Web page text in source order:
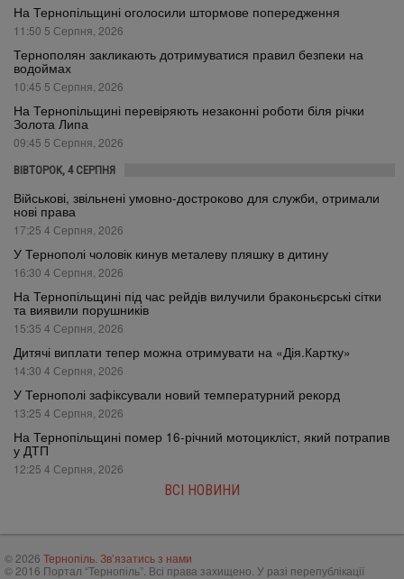
На Тернопільщині оголосили штормове попередження
11:50 5 Серпня, 2026
Тернополян закликають дотримуватися правил безпеки на
водоймах
10:45 5 Серпня, 2026
На Тернопільщині перевіряють незаконні роботи біля річки
Золота Липа
09:45 5 Серпня, 2026
ВІВТОРОК, 4 СЕРПНЯ
Військові, звільнені умовно-достроково для служби, отримали
нові права
17:25 4 Серпня, 2026
У Тернополі чоловік кинув металеву пляшку в дитину
16:30 4 Серпня, 2026
На Тернопільщині під час рейдів вилучили браконьєрські сітки
та виявили порушників
15:35 4 Серпня, 2026
Дитячі виплати тепер можна отримувати на «Дія.Картку»
14:30 4 Серпня, 2026
У Тернополі зафіксували новий температурний рекорд
13:25 4 Серпня, 2026
На Тернопільщині помер 16-річний мотоцикліст, який потрапив
у ДТП
12:25 4 Серпня, 2026
ВСІ НОВИНИ
© 2026 Тернопіль Зв’язатись з нами
© 2016 Портал “Тернопіль”. Всі права захищено. У разі перепублікації